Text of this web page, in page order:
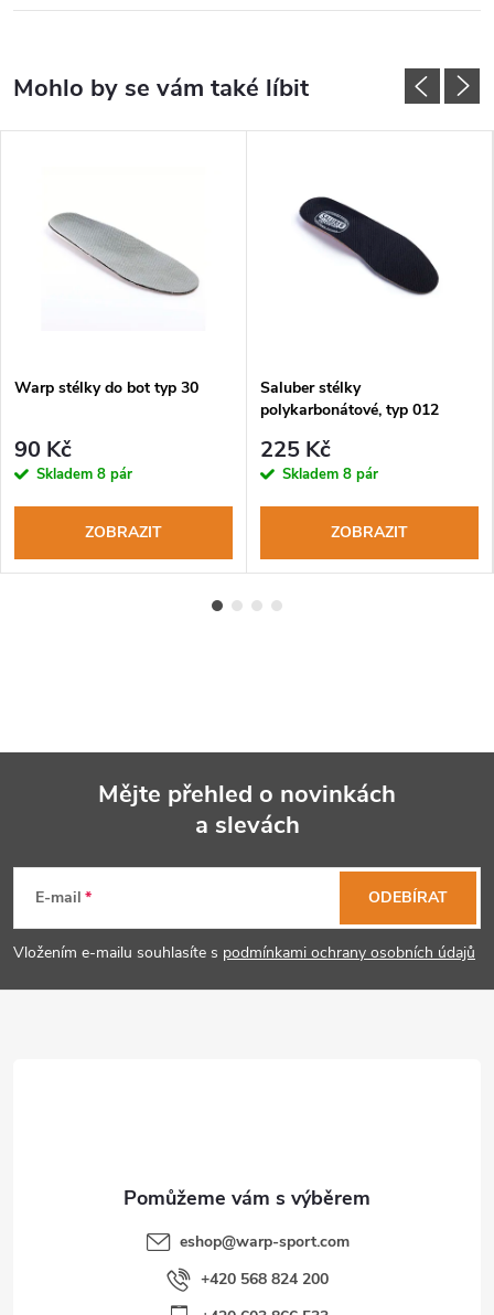
Warp stélky do bot typ 30
90 Kč
Skladem 8 pár
ZOBRAZIT
Saluber stélky
polykarbonátové, typ 012
225 Kč
Skladem 8 pár
ZOBRAZIT
p
Mějte přehled o novinkách
a slevách
E-mail
Vložením e-mailu souhlasíte s podmínkami ochrany osobních údajů
ODEBÍRAT
eshop@warp-sport.com
+420 568 824 200